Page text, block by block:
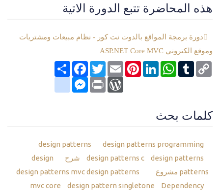
هذه المحاضرة تتبع الدورة الاتية
دورة برمجة المواقع بالدوت نت كور - نظام مبيعات ومشتريات
وموقع الكتروني ASP.NET Core MVC
انشر
FacebookTwitterEmail
PinterestLinkedIn
WhatsAppTumblr Copy
Link
google_bookmarksMessenger Print
WordPress
كلمات بحث
design patterns
design patterns programming
design patterns c
design patterns شرح
design
patterns مشروع
design patterns
mvc core
design pattern singletone
Dependency